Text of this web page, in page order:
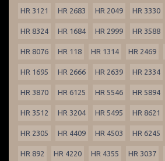
HR 3121 HR 2683 HR 2049 HR 3330
HR 8324 HR 1684 HR 2999 HR 3588
HR 8076 HR 118 HR 1314 HR 2469
HR 1695 HR 2666 HR 2639 HR 2334
HR 3870 HR 6125 HR 5546 HR 5894
HR 3512 HR 3204 HR 5495 HR 8621
HR 2305 HR 4409 HR 4503 HR 6245
HR 892 HR 4220 HR 4355 HR 3037